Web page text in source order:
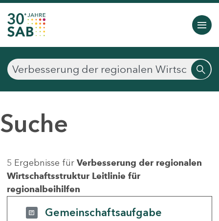
Suche
5 Ergebnisse für Verbesserung der regionalen
Wirtschaftsstruktur Leitlinie für
regionalbeihilfen
Gemeinschaftsaufgabe